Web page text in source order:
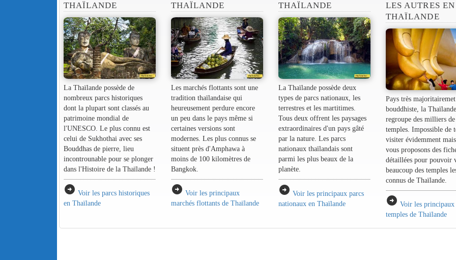
THAÏLANDE
La Thaïlande possède de
nombreux parcs historiques
dont la plupart sont classés au
patrimoine mondial de
l'UNESCO. Le plus connu est
celui de Sukhothai avec ses
Bouddhas de pierre, lieu
incontrounable pour se plonger
dans l'Histoire de la Thaïlande !
arrow_circle_right Voir les parcs historiques
en Thaïlande
THAÏLANDE
Les marchés flottants sont une
tradition thaïlandaise qui
heureusement perdure encore
un peu dans le pays même si
certaines versions sont
modernes. Les plus connus se
situent près d'Amphawa à
moins de 100 kilomètres de
Bangkok.
arrow_circle_right Voir les principaux
marchés flottants de Thaïlande
THAÏLANDE
La Thaïlande possède deux
types de parcs nationaux, les
terrestres et les martitimes.
Tous deux offrent les paysages
extraordinaires d'un pays gâté
par la nature. Les parcs
nationaux thaïlandais sont
parmi les plus beaux de la
planète.
arrow_circle_right Voir les principaux parcs
nationaux en Thaïlande
LES AUTRES EN
THAÏLANDE
Pays très majoritairemet
bouddhiste, la Thaïlande
regroupe des milliers de
temples. Impossible de
visiter évidemment
vous proposons des
détaillées pour pouvoir
beaucoup des temples
connus de Thaïlande.
arrow_circle_right Voir les principaux
temples de Thaïlande